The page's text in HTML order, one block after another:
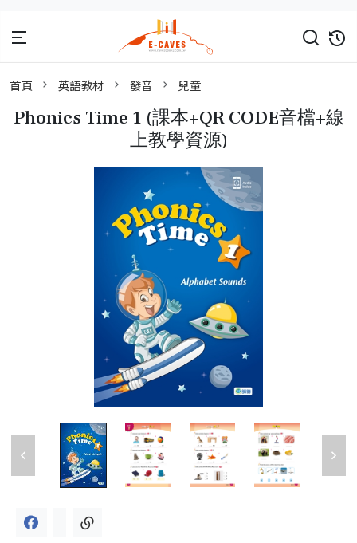
首頁 英語教材 發音 兒童
Phonics Time 1 (課本+QR CODE音檔+線
上教學資源)